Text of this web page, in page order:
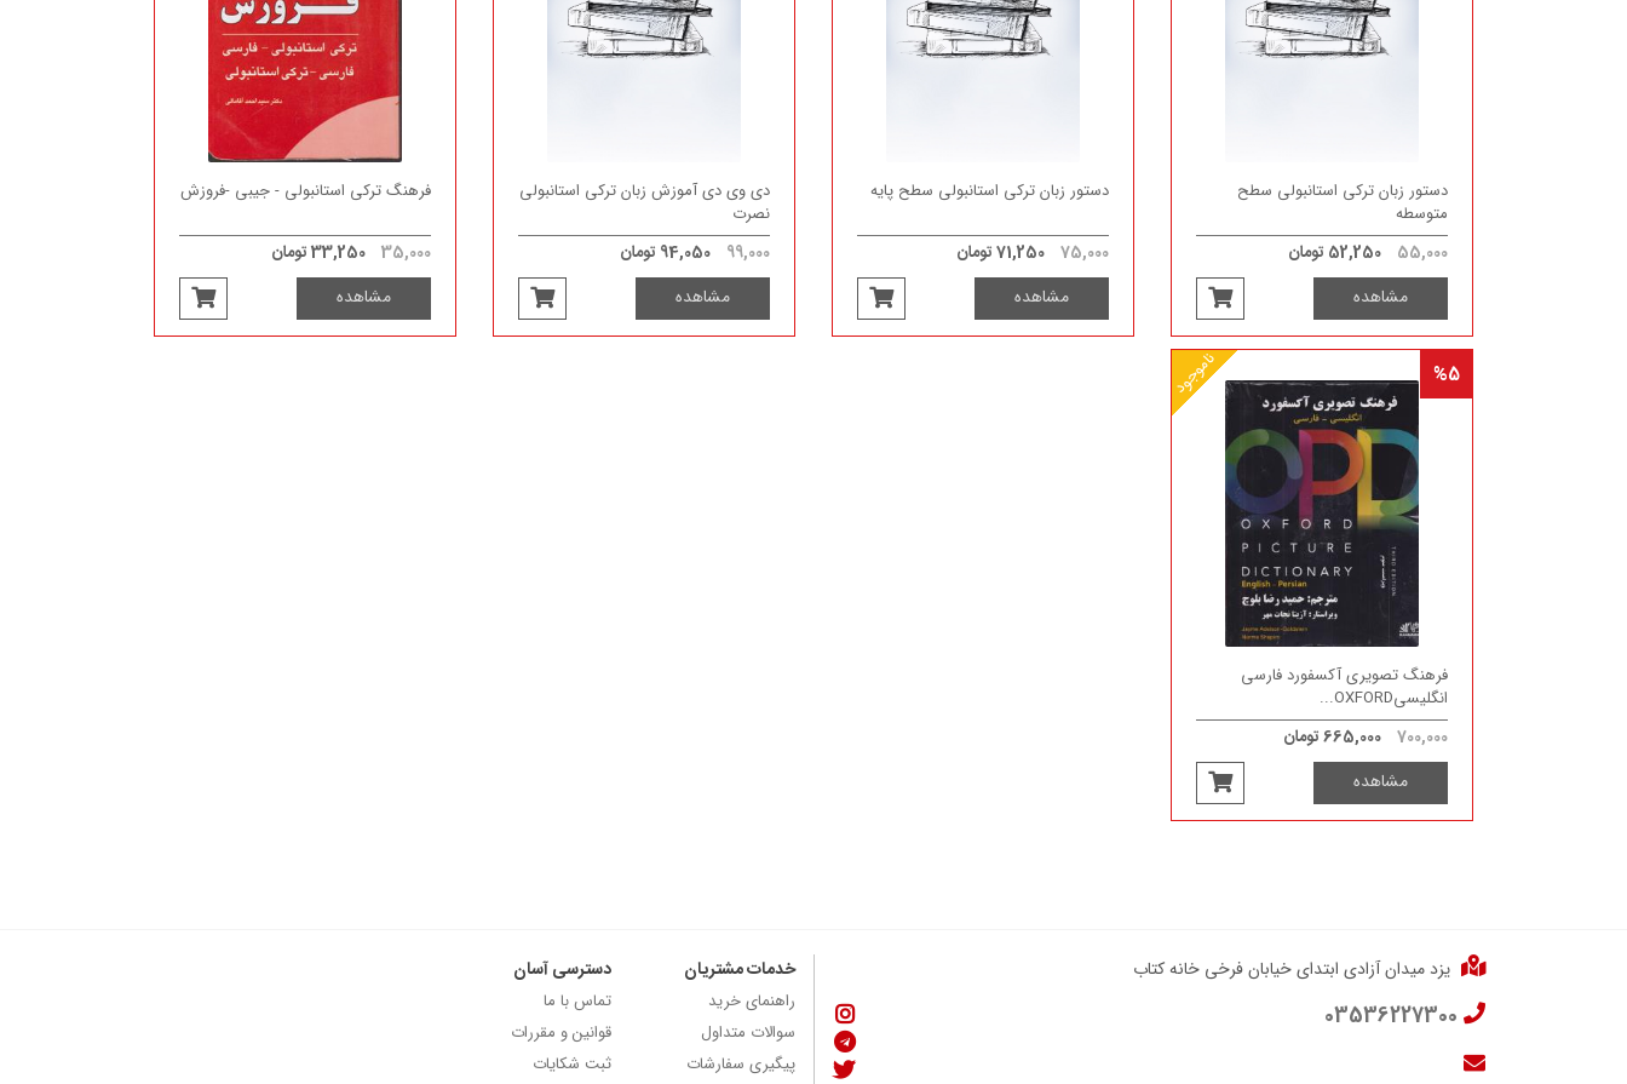
دستور زبان ترکی استانبولی سطح
متوسطه
55,000 52,250 تومان
مشاهده
دستور زبان ترکی استانبولی سطح پایه
75,000 71,250 تومان
مشاهده
دی وی دی آموزش زبان ترکی استانبولی
نصرت
99,000 94,050 تومان
مشاهده
فرهنگ ترکی استانبولی - جیبی -فروزش
35,000 33,250 تومان
مشاهده
%5 ناموجود
فرهنگ تصویری آکسفورد فارسی
انگلیسیOXFORD...
700,000 665,000 تومان
مشاهده
یزد میدان آزادی ابتدای خیابان فرخی خانه کتاب
03536227300
خدمات مشتریان
راهنمای خرید
سوالات متداول
پیگیری سفارشات
دسترسی آسان
تماس با ما
قوانین و مقررات
ثبت شکایات